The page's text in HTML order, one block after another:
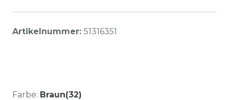
Artikelnummer: 51316351
Farbe: Braun(32)